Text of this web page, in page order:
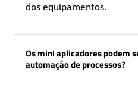
dos equipamentos.
Os mini aplicadores podem
automação de processos?